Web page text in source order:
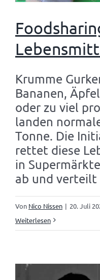
Krumme
Bananen,
oder zu viel
landen
Tonne. Die
rettet diese
in
ab und verteilt
Von Nico Nissen | 20. Juli
Weiterlesen